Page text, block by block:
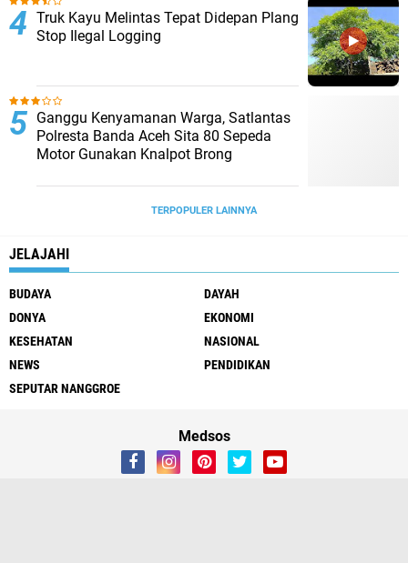
Truk Kayu Melintas Tepat Didepan Plang
Stop Ilegal Logging
Ganggu Kenyamanan Warga, Satlantas
Polresta Banda Aceh Sita 80 Sepeda
Motor Gunakan Knalpot Brong
TERPOPULER LAINNYA
JELAJAHI
BUDAYA
DAYAH
DONYA
EKONOMI
KESEHATAN
NASIONAL
NEWS
PENDIDIKAN
SEPUTAR NANGGROE
Medsos